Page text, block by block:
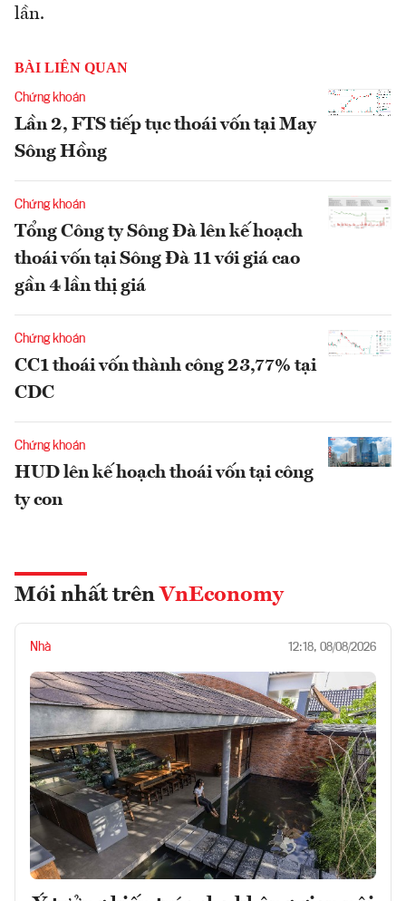
lần.
BÀI LIÊN QUAN
Chứng khoán
Lần 2, FTS tiếp tục thoái vốn tại May
Sông Hồng
Chứng khoán
Tổng Công ty Sông Đà lên kế hoạch
thoái vốn tại Sông Đà 11 với giá cao
gần 4 lần thị giá
Chứng khoán
CC1 thoái vốn thành công 23,77% tại
CDC
Chứng khoán
HUD lên kế hoạch thoái vốn tại công
ty con
Mới nhất trên VnEconomy
Nhà 12:18, 08/08/2026